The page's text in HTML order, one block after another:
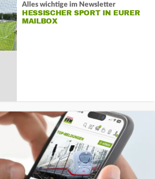
Alles wichtige im Newsletter
HESSISCHER SPORT IN EURER
MAILBOX